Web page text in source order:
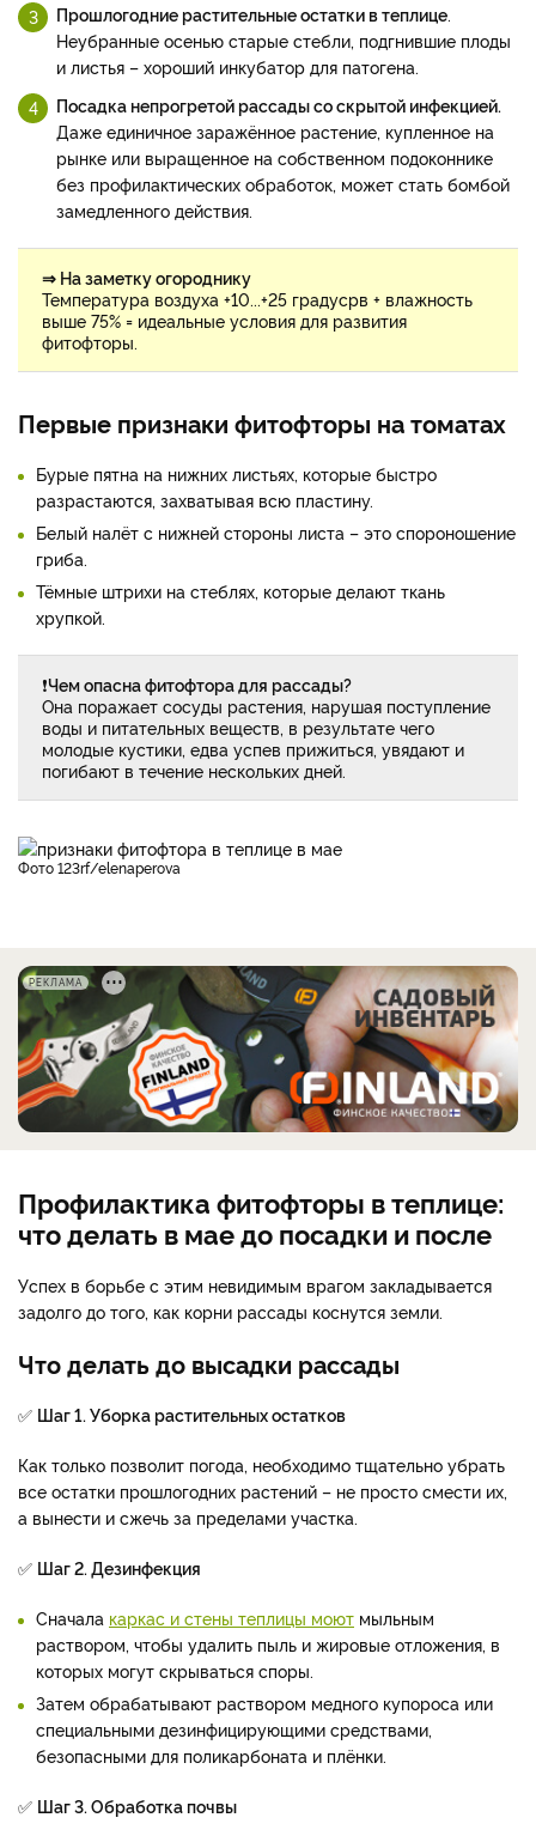
Прошлогодние растительные остатки в теплице
Неубранные осенью старые стебли, подгнившие плоды
и листья – хороший инкубатор для патогена.
Посадка непрогретой рассады со скрытой инфекцией.
Даже единичное заражённое растение, купленное на
рынке или выращенное на собственном подоконнике
без профилактических обработок, может стать бомбой
замедленного действия.
⇒ На заметку огороднику
Температура воздуха +10...+25 градусрв + влажность
выше 75% = идеальные условия для развития
фитофторы.
Первые признаки фитофторы на томатах
Бурые пятна на нижних листьях, которые быстро
разрастаются, захватывая всю пластину.
Белый налёт с нижней стороны листа – это спороношение
гриба.
Тёмные штрихи на стеблях, которые делают ткань
хрупкой.
❗Чем опасна фитофтора для рассады?
Она поражает сосуды растения, нарушая поступление
воды и питательных веществ, в результате чего
молодые кустики, едва успев прижиться, увядают и
погибают в течение нескольких дней.
фото 123rf/elenaperova
РЕКЛАМА
Профилактика фитофторы в теплице:
что делать в мае до посадки и после
Успех в борьбе с этим невидимым врагом закладывается
задолго до того, как корни рассады коснутся земли.
Что делать до высадки рассады
✅ Шаг 1. Уборка растительных остатков
Как только позволит погода, необходимо тщательно убрать
все остатки прошлогодних растений – не просто смести их,
а вынести и сжечь за пределами участка.
✅ Шаг 2. Дезинфекция
Сначала каркас и стены теплицы моют мыльным
раствором, чтобы удалить пыль и жировые отложения, в
которых могут скрываться споры.
Затем обрабатывают раствором медного купороса или
специальными дезинфицирующими средствами,
безопасными для поликарбоната и плёнки.
✅ Шаг 3. Обработка почвы